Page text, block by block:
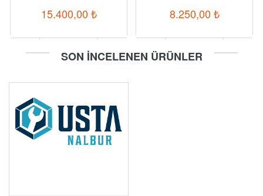
15.400,00 ₺ 8.250,00 ₺
SON İNCELENEN ÜRÜNLER